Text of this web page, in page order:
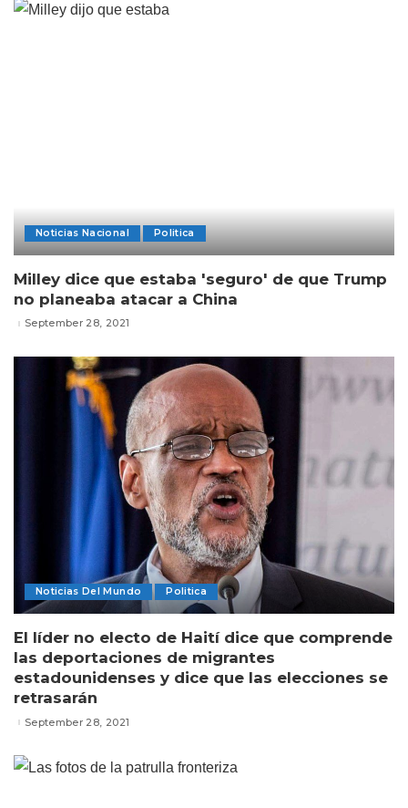
Noticias Nacional Politica
Milley dice que estaba 'seguro' de que Trump
no planeaba atacar a China
September 28, 2021
Noticias Del Mundo Politica
El líder no electo de Haití dice que comprende
las deportaciones de migrantes
estadounidenses y dice que las elecciones se
retrasarán
September 28, 2021